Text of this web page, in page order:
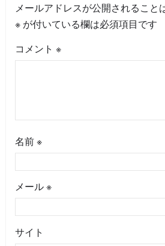
メールアドレスが公開されること
※が付いている欄は必須項目です
コメント ※
名前 ※
メール ※
サイト